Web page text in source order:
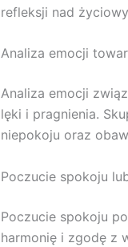
refleksji nad
Analiza emocji
Analiza emocji
lęki i pragnienia.
niepokoju oraz
Poczucie spokoju
Poczucie spokoju
harmonię i zgodę z